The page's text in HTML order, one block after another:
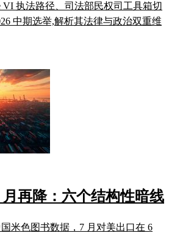
VI 执法路径、司法部民权司工具箱切
中期选举,解析其法律与政治双重维
再降：六个结构性暗线
米色图书数据，7 月对美出口在 6